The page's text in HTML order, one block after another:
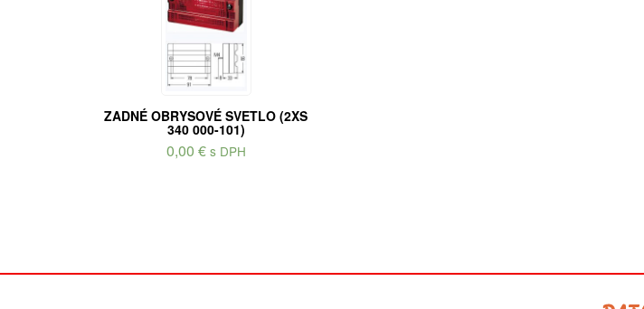
ZADNÉ OBRYSOVÉ SVETLO (2XS
340 000-101)
0,00 € s DPH